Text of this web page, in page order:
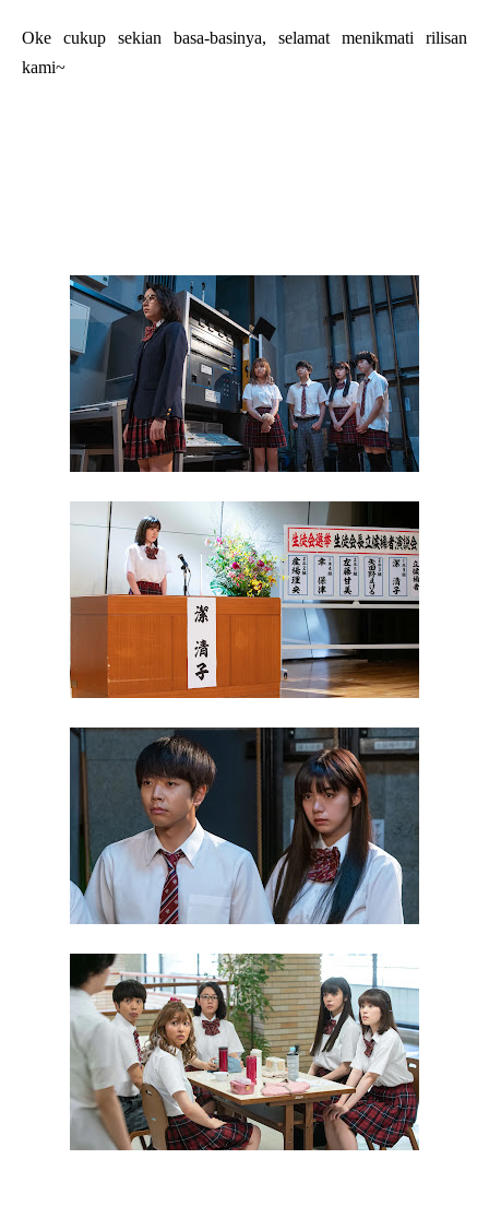
Oke cukup sekian basa-basinya, selamat menikmati rilisan
kami~